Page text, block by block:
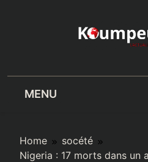
MENU
Home
socété
Nigeria : 17 morts dans un